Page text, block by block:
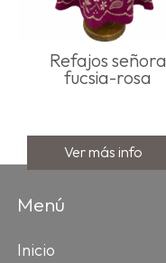
Refajos señora
fucsia-rosa
Ver más info
Menú
Inicio